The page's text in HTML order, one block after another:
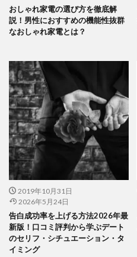
おしゃれ家電の選び方を徹底解
説！男性におすすめの機能性抜群
なおしゃれ家電とは？
2019年10月31日
2026年5月24日
告白成功率を上げる方法2026年最
新版！口コミ評判から学ぶデート
のセリフ・シチュエーション・タ
イミング